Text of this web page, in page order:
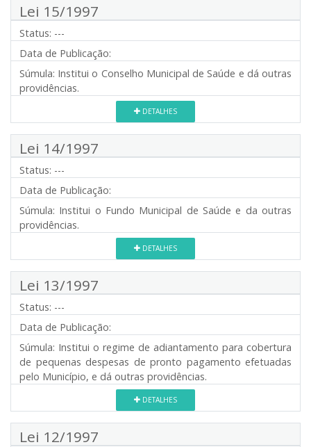
Lei 15/1997
Status: ---
Data de Publicação:
Súmula: Institui o Conselho Municipal de Saúde e dá outras
providências.
DETALHES
Lei 14/1997
Status: ---
Data de Publicação:
Súmula: Institui o Fundo Municipal de Saúde e da outras
providências.
DETALHES
Lei 13/1997
Status: ---
Data de Publicação:
Súmula: Institui o regime de adiantamento para cobertura
de pequenas despesas de pronto pagamento efetuadas
pelo Município, e dá outras providências.
DETALHES
Lei 12/1997